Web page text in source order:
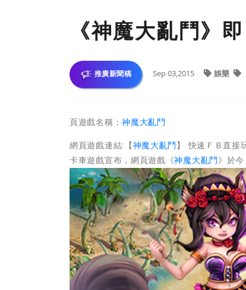
《神魔大亂鬥》
推廣新聞稿 Sep 03,2015 娛樂
頁遊戲名稱：神魔大亂鬥
網頁遊戲連結:【神魔大亂鬥 】 快速ＦＢ直接
卡車遊戲宣布，網頁遊戲《神魔大亂鬥》於